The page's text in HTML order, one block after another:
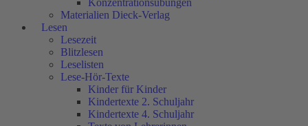
Konzentrationsübungen
Materialien Dieck-Verlag
Lesen
Lesezeit
Blitzlesen
Leselisten
Lese-Hör-Texte
Kinder für Kinder
Kindertexte 2. Schuljahr
Kindertexte 4. Schuljahr